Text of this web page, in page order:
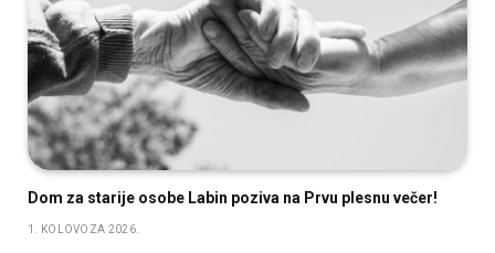
Dom za starije osobe Labin poziva na Prvu plesnu večer!
1. KOLOVOZA 2026.